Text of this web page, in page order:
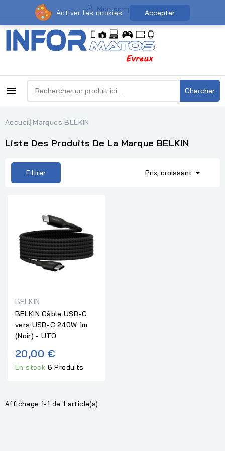
Mon compte
 Chercher
Accueil Marques BELKIN
Liste Des Produits De La Marque BELKIN
Filtrer Prix, croissant 
BELKIN
BELKIN Câble USB-C
vers USB-C 240W 1m
(Noir) - UTO
20,00 €
En stock 6 Produits
Affichage 1-1 de 1 article(s)
Activer les cookies Accepter